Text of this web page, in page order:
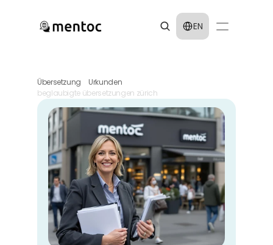
Select Language
EN
Übersetzung
Urkunden
beglaubigte übersetzungen zürich